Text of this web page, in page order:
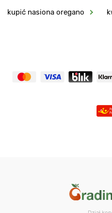
kupić nasiona oregano